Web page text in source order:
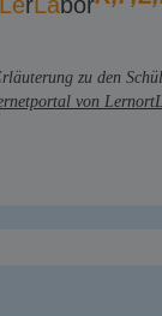
zu den
von